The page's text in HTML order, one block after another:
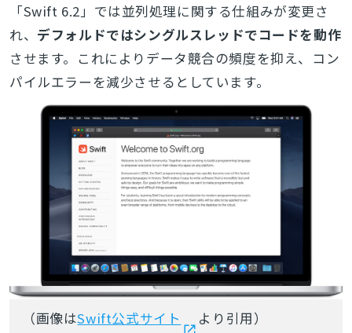
「Swift 6.2」では並列処理に関する仕組みが変更さ
れ、 デフォルドではシングルスレッドでコードを動作
させます。これによりデータ競合の頻度を抑え、コン
パイルエラーを減少させるとしています。
（画像はSwift公式サイト より引用）